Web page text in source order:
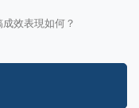
效表現如何？